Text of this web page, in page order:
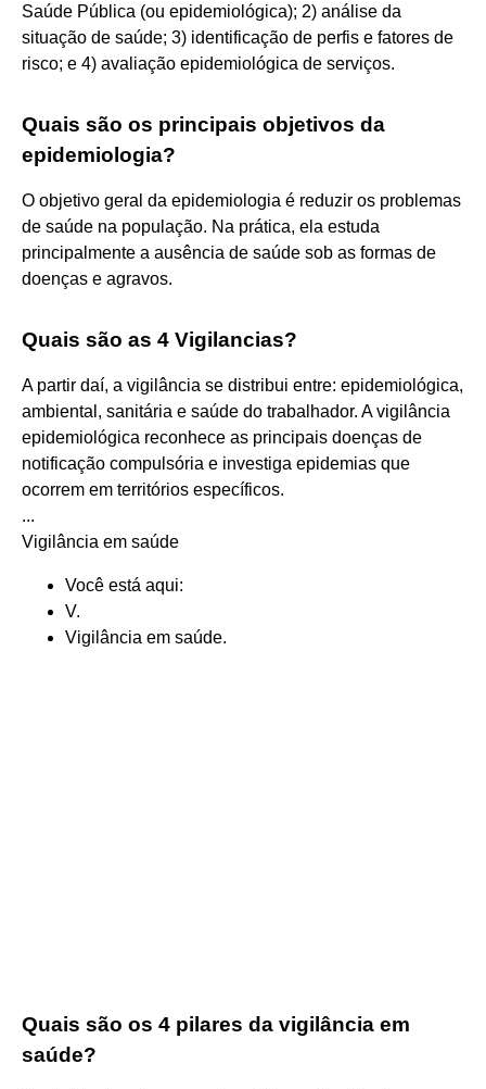
Saúde Pública (ou epidemiológica); 2) análise da
situação de saúde; 3) identificação de perfis e fatores de
risco; e 4) avaliação epidemiológica de serviços.
Quais são os principais objetivos da
epidemiologia?
O objetivo geral da epidemiologia é reduzir os problemas
de saúde na população. Na prática, ela estuda
principalmente a ausência de saúde sob as formas de
doenças e agravos.
Quais são as 4 Vigilancias?
A partir daí, a vigilância se distribui entre: epidemiológica,
ambiental, sanitária e saúde do trabalhador. A vigilância
epidemiológica reconhece as principais doenças de
notificação compulsória e investiga epidemias que
ocorrem em territórios específicos.
...
Vigilância em saúde
Você está aqui:
V.
Vigilância em saúde.
Quais são os 4 pilares da vigilância em
saúde?